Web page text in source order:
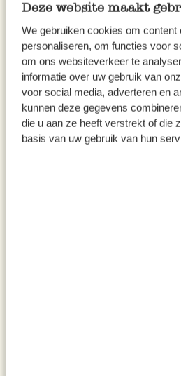
Deze website maakt
We gebruiken cookies om content
personaliseren, om functies voor
om ons websiteverkeer te
informatie over uw gebruik van
voor social media, adverteren en
kunnen deze gegevens
die u aan ze heeft verstrekt of die
basis van uw gebruik van hun